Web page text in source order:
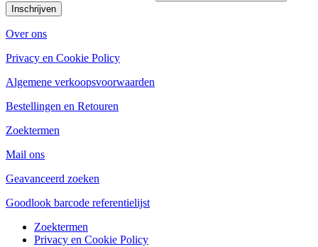
Inschrijven
Over ons
Privacy en Cookie Policy
Algemene verkoopsvoorwaarden
Bestellingen en Retouren
Zoektermen
Mail ons
Geavanceerd zoeken
Goodlook barcode referentielijst
Zoektermen
Privacy en Cookie Policy